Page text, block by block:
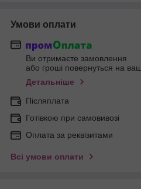
Умови оплати
Ви отримаєте замовлення
або гроші повернуться на
Детальніше
Післяплата
Готівкою при самовивозі
Оплата за реквізитами
Всі умови оплати